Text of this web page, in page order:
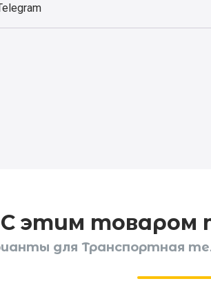
С этим товаром
для Транспортная